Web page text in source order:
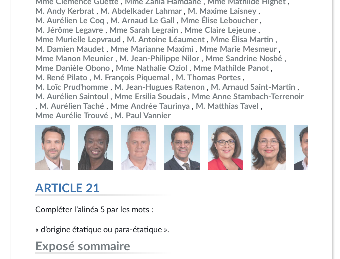
27 avril 2026
29 avril 2026
27 avril 2026
29 avril 2026
29 avril 2026
29 avril 2026
29 avril 2026
29 avril 2026
M. Andy Kerbrat
M. Abdelkader Lahmar
M. Maxime Laisney
M. Aurélien Le Coq
M. Arnaud Le Gall
Mme Élise Leboucher
M. Jérôme Legavre
Mme Sarah Legrain
Mme Claire Lejeune
Mme Murielle Lepvraud
M. Antoine Léaument
Mme Élisa Martin
M. Damien Maudet
Mme Marianne Maximi
Mme Marie Mesmeur
Mme Manon Meunier
M. Jean-Philippe Nilor
Mme Sandrine Nosbé
Mme Danièle Obono
Mme Nathalie Oziol
Mme Mathilde Panot
M. René Pilato
M. François Piquemal
M. Thomas Portes
M. Loïc Prud'homme
M. Jean-Hugues Ratenon
M. Arnaud Saint-Martin
M. Aurélien Saintoul
Mme Ersilia Soudais
Mme Anne Stambach-Terrenoir
M. Aurélien Taché
Mme Andrée Taurinya
M. Matthias Tavel
Mme Aurélie Trouvé
M. Paul Vannier
ARTICLE 21
Compléter l’alinéa 5 par les mots :
« d’origine étatique ou para-étatique ».
Exposé sommaire